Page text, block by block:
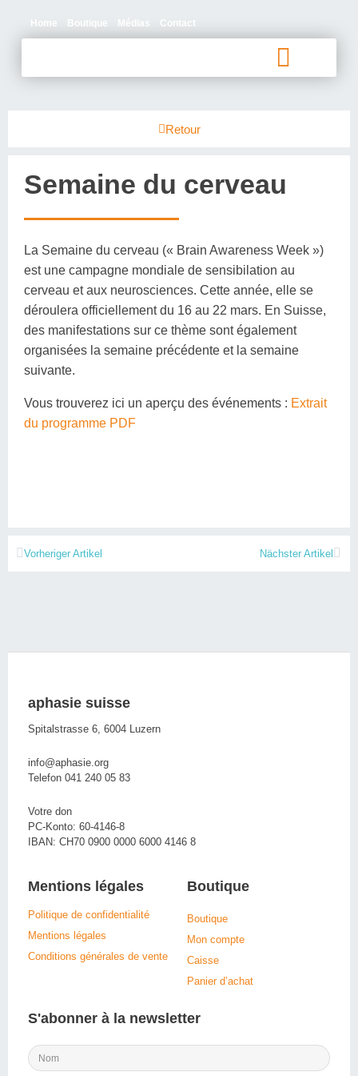
Home Boutique Médias Contact
Retour
Semaine du cerveau
La Semaine du cerveau (« Brain Awareness Week »)
est une campagne mondiale de sensibilation au
cerveau et aux neurosciences. Cette année, elle se
déroulera officiellement du 16 au 22 mars. En Suisse,
des manifestations sur ce thème sont également
organisées la semaine précédente et la semaine
suivante.
Vous trouverez ici un aperçu des événements : Extrait
du programme PDF
Vorheriger Artikel Nächster Artikel
aphasie suisse
Spitalstrasse 6, 6004 Luzern
info@aphasie.org
Telefon 041 240 05 83
Votre don
PC-Konto: 60-4146-8
IBAN: CH70 0900 0000 6000 4146 8
Mentions légales
Politique de confidentialité
Mentions légales
Conditions générales de vente
Boutique
Boutique
Mon compte
Caisse
Panier d’achat
S'abonner à la newsletter